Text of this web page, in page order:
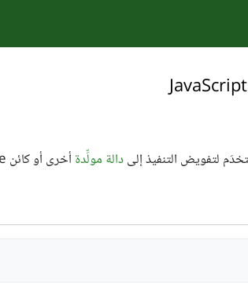
لتفويض التنفيذ إلىدالة مولِّدة أخرى أو كائن iterable.